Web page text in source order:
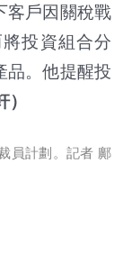
客戶因關稅戰
投資組合分
品。他提醒投
員計劃。記者 鄺